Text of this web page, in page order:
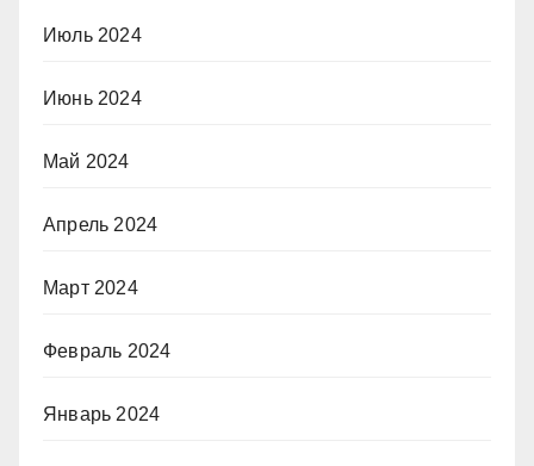
Июль 2024
Июнь 2024
Май 2024
Апрель 2024
Март 2024
Февраль 2024
Январь 2024